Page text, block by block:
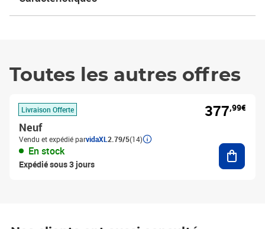
Toutes les autres offres
Livraison Offerte
Neuf
Vendu et expédié parvidaXL 2.79/5(14)
En stock
Expédié sous 3 jours
377,99€